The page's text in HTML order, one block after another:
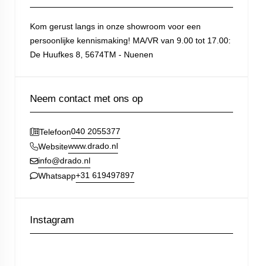
Kom gerust langs in onze showroom voor een
persoonlijke kennismaking! MA/VR van 9.00 tot 17.00:
De Huufkes 8, 5674TM - Nuenen
Neem contact met ons op
Telefoon040 2055377
Websitewww.drado.nl
info@drado.nl
Whatsapp+31 619497897
Instagram